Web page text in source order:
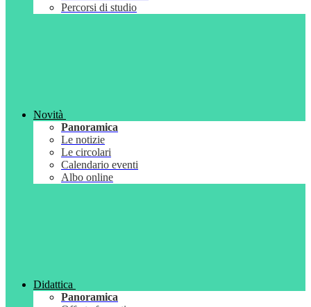
Percorsi di studio
Novità
Panoramica
Le notizie
Le circolari
Calendario eventi
Albo online
Didattica
Panoramica